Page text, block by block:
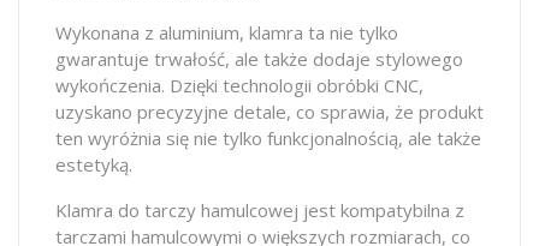
Wykonana z aluminium, klamra ta nie tylko
gwarantuje trwałość, ale także dodaje stylowego
wykończenia. Dzięki technologii obróbki CNC,
uzyskano precyzyjne detale, co sprawia, że produkt
ten wyróżnia się nie tylko funkcjonalnością, ale także
estetyką.
Klamra do tarczy hamulcowej jest kompatybilna z
tarczami hamulcowymi o większych rozmiarach, co